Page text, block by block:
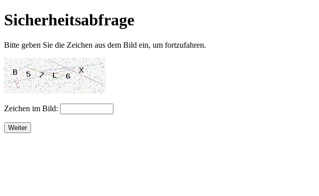
Sicherheitsabfrage
Bitte geben Sie die Zeichen aus dem Bild ein, um fortzufahren.
Zeichen im Bild:
Weiter